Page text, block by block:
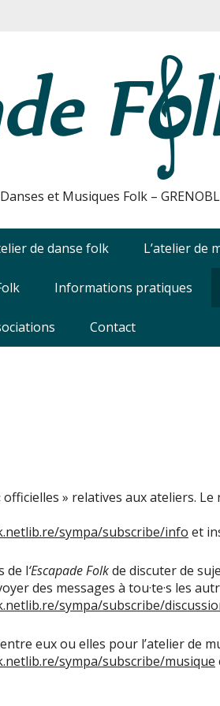
et Musiques Folk –
de danse folk L’atelier de
Informations pratiques
Contact
» relatives aux ateliers.
sympa/subscribe/info et
de l‘Escapade Folkde discuter de
des messages à tou·te·s les
sympa/subscribe/
eux ou elles pour l’atelier de
sympa/subscribe/musique